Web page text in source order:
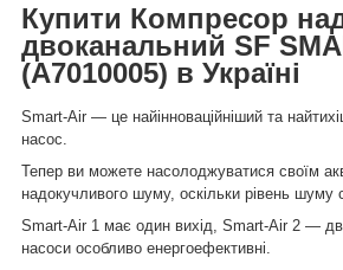
Купити Компресор
двоканальний SF
(A7010005) в Україні
Smart-Air — це найінноваційніший та
насос.
Тепер ви можете насолоджуватися своїм
надокучливого шуму, оскільки рівень
Smart-Air 1 має один вихід, Smart-Air 2 —
насоси особливо енергоефективні.